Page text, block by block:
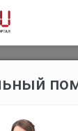
/ ст. 172